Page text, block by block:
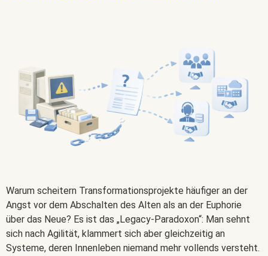
Warum scheitern Transformationsprojekte häufiger an der
Angst vor dem Abschalten des Alten als an der Euphorie
über das Neue? Es ist das „Legacy-Paradoxon“: Man sehnt
sich nach Agilität, klammert sich aber gleichzeitig an
Systeme, deren Innenleben niemand mehr vollends versteht.